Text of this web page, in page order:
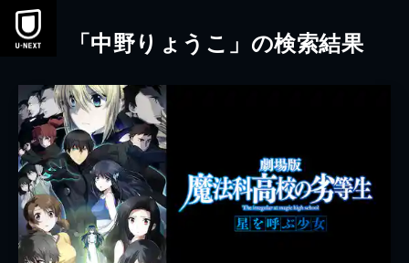
本文へスキップ
「中野りょうこ」の検索結果